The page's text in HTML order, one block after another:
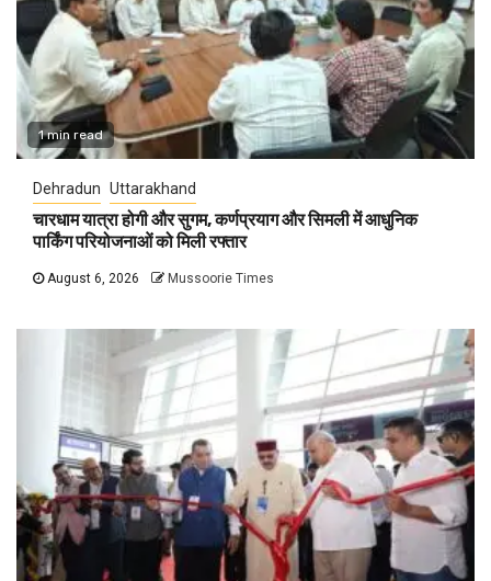
1 min read
Dehradun Uttarakhand
चारधाम यात्रा होगी और सुगम, कर्णप्रयाग और सिमली में आधुनिक
पार्किंग परियोजनाओं को मिली रफ्तार
August 6, 2026 Mussoorie Times